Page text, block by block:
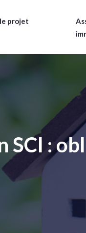
projet
: